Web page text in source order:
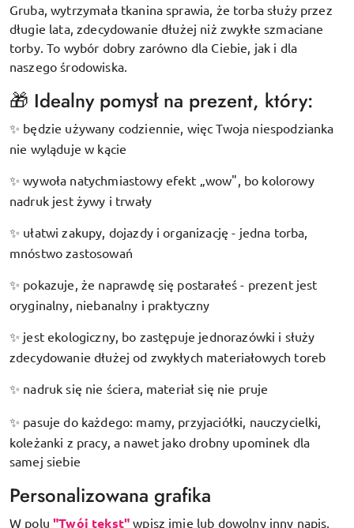
Gruba, wytrzymała tkanina sprawia, że torba służy przez
długie lata, zdecydowanie dłużej niż zwykłe szmaciane
torby. To wybór dobry zarówno dla Ciebie, jak i dla
naszego środowiska.
🎁 Idealny pomysł na prezent, który:
✨ będzie używany codziennie, więc Twoja niespodzianka
nie wyląduje w kącie
✨ wywoła natychmiastowy efekt „wow", bo kolorowy
nadruk jest żywy i trwały
✨ ułatwi zakupy, dojazdy i organizację - jedna torba,
mnóstwo zastosowań
✨ pokazuje, że naprawdę się postarałeś - prezent jest
oryginalny, niebanalny i praktyczny
✨ jest ekologiczny, bo zastępuje jednorazówki i służy
zdecydowanie dłużej od zwykłych materiałowych toreb
✨ nadruk się nie ściera, materiał się nie pruje
✨ pasuje do każdego: mamy, przyjaciółki, nauczycielki,
koleżanki z pracy, a nawet jako drobny upominek dla
samej siebie
Personalizowana grafika
W polu"Twój tekst" wpisz imię lub dowolny inny napis,